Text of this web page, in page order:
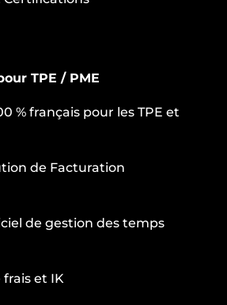
TPE / PME
% français pour les TPE et
de Facturation
de gestion des temps
frais et IK